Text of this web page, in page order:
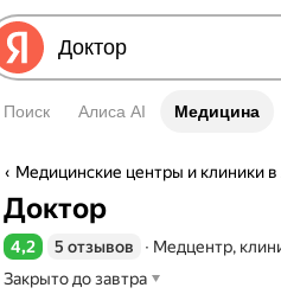
Поиск Алиса AI Медицина
Медицина
Медицинские центры и клиники в
Доктор
Рейтинг 4,2 из 5
4,2 5 отзывов ∙ Медцентр,
Закрыто до завтра